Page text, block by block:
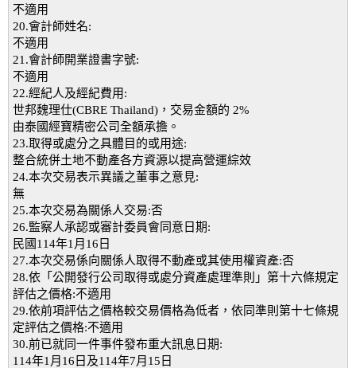
不適用
20.會計師姓名:
不適用
21.會計師開業證書字號:
不適用
22.經紀人及經紀費用:
世邦魏理仕(CBRE Thailand)，交易金額的 2%
由泰國經寶精密公司全額承擔。
23.取得或處分之具體目的或用途:
整合統併土地不動產各方資源以提高營運綜效
24.本次交易表示異議之董事之意見:
無
25.本次交易為關係人交易:否
26.監察人承認或審計委員會同意日期:
民國114年1月16日
27.本次交易係向關係人取得不動產或其使用權資產:否
28.依「公開發行公司取得或處分資產處理準則」第十六條規定
評估之價格:不適用
29.依前項評估之價格較交易價格為低者，依同準則第十七條規
定評估之價格:不適用
30.前已就同一件事件發布重大訊息日期:
114年1月16日及114年7月15日